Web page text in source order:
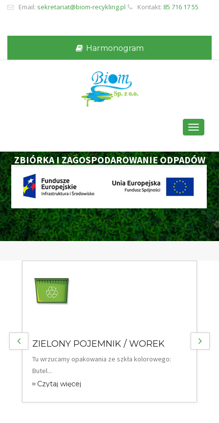
Email: sekretariat@biom-recykling.pl Kontakt: 85 716 17 55
Harmonogram
Toggle
ZBIÓRKA I ZAGOSPODAROWANIE ODPADÓW
Lipsk | Trzcianne | Sztabin | Mońki | Płaska | Knyszyn | Jasionówka |
ZIELONY POJEMNIK / WOREK
Tu wrzucamy opakowania ze szkła kolorowego:
Butel...
Czytaj więcej